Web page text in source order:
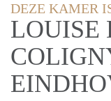
DEZE KAMER
LOUISE